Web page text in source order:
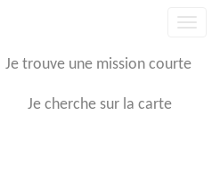
Je trouve une mission courte
Je cherche sur la carte